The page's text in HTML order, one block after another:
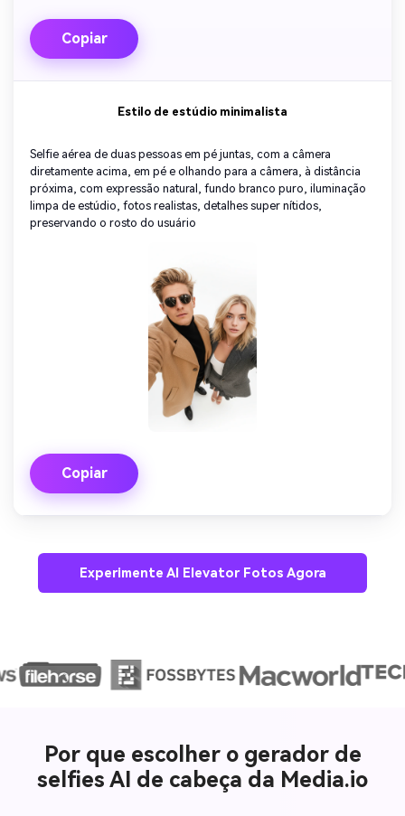
Copiar
Estilo de estúdio minimalista
Selfie aérea de duas pessoas em pé juntas, com a câmera
diretamente acima, em pé e olhando para a câmera, à distância
próxima, com expressão natural, fundo branco puro, iluminação
limpa de estúdio, fotos realistas, detalhes super nítidos,
preservando o rosto do usuário
Copiar
Experimente AI Elevator Fotos Agora
Por que escolher o gerador de
selfies AI de cabeça da Media.io